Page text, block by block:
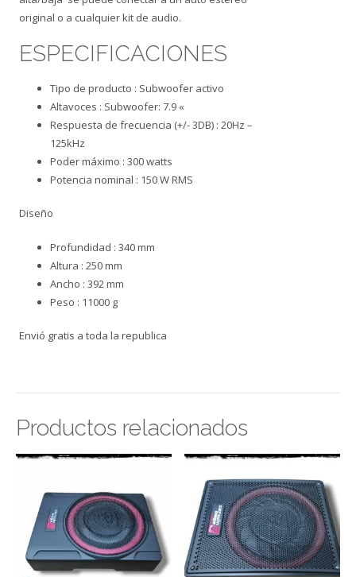
original o a cualquier kit de audio.
ESPECIFICACIONES
Tipo de producto : Subwoofer activo
Altavoces : Subwoofer: 7.9 «
Respuesta de frecuencia (+/- 3DB) : 20Hz –
125kHz
Poder máximo : 300 watts
Potencia nominal : 150 W RMS
Diseño
Profundidad : 340 mm
Altura : 250 mm
Ancho : 392 mm
Peso : 11000 g
Envió gratis a toda la republica
Productos relacionados